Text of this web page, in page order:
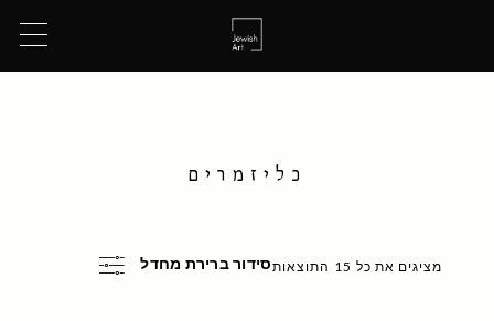
כליזמרים
מציגים את כל ⁦15⁩ התוצאות סידור ברירת מחדל